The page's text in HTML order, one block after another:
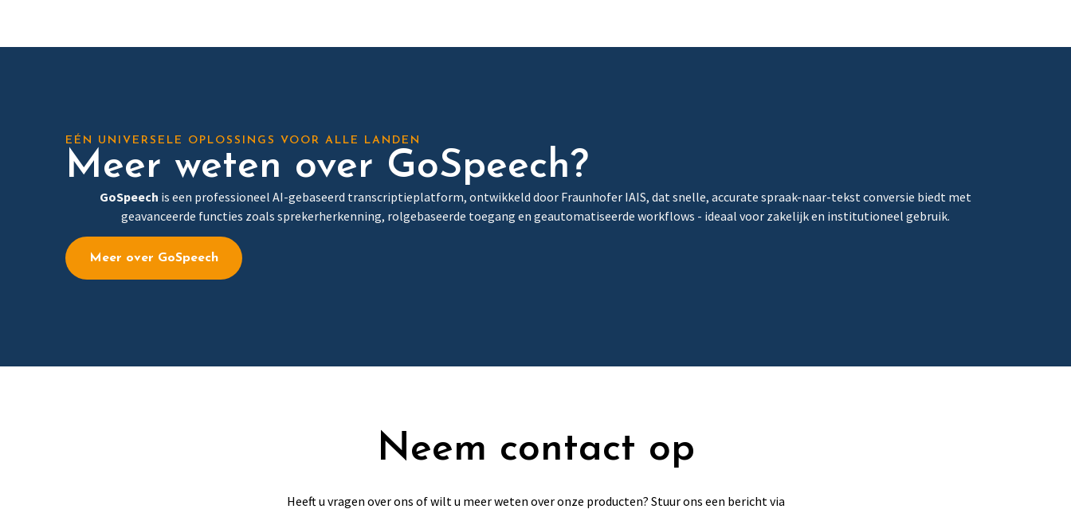
EÉN UNIVERSELE OPLOSSINGS VOOR ALLE LANDEN
Meer weten over GoSpeech?
GoSpeech is een professioneel AI-gebaseerd transcriptieplatform, ontwikkeld door Fraunhofer IAIS, dat snelle, accurate spraak-naar-tekst conversie biedt met
geavanceerde functies zoals sprekerherkenning, rolgebaseerde toegang en geautomatiseerde workflows - ideaal voor zakelijk en institutioneel gebruik.
Meer over GoSpeech
Neem contact op
Heeft u vragen over ons of wilt u meer weten over onze producten? Stuur ons een bericht via